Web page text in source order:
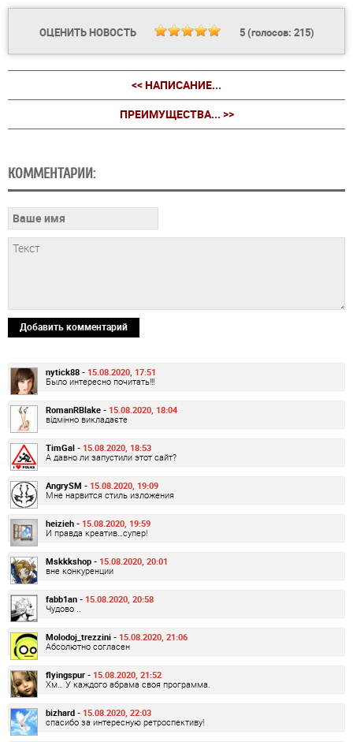
ОЦЕНИТЬ НОВОСТЬ 5(голосов: 215)
<< НАПИСАНИЕ...
ПРЕИМУЩЕСТВА... >>
КОММЕНТАРИИ:
Добавить комментарий
nytick88 - 15.08.2020, 17:51
Было интересно почитать!!!
RomanRBlake - 15.08.2020, 18:04
відмінно викладаєте
TimGal - 15.08.2020, 18:53
А давно ли запустили этот сайт?
AngrySM - 15.08.2020, 19:09
Мне нарвится стиль изложения
heizieh - 15.08.2020, 19:59
И правда креатив…супер!
Mskkkshop - 15.08.2020, 20:01
вне конкуренции
fabb1an - 15.08.2020, 20:58
Чудово ..
Molodoj_trezzini - 15.08.2020, 21:06
Абсолютно согласен
flyingspur - 15.08.2020, 21:52
Хм… У каждого абрама своя программа.
bizhard - 15.08.2020, 22:03
спасибо за интересную ретроспективу!